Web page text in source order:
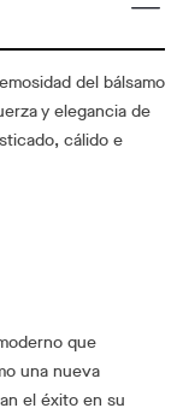
del bálsamo
y elegancia de
cálido e
que
una nueva
el éxito en su